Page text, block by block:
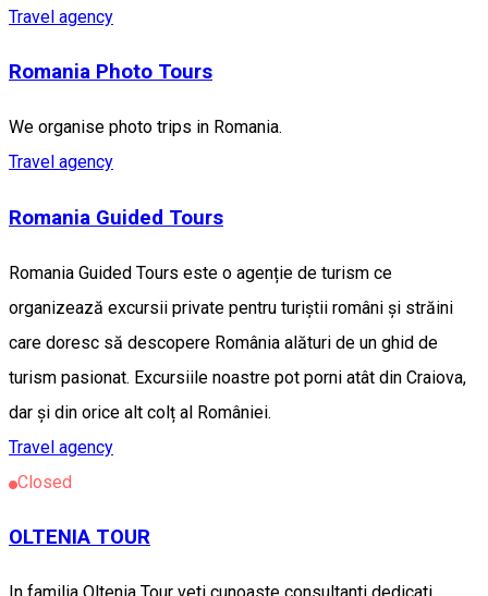
Travel agency
Romania Photo Tours
We organise photo trips in Romania.
Travel agency
Romania Guided Tours
Romania Guided Tours este o agenție de turism ce
organizează excursii private pentru turiștii români și străini
care doresc să descopere România alături de un ghid de
turism pasionat. Excursiile noastre pot porni atât din Craiova,
dar și din orice alt colț al României.
Travel agency
Closed
OLTENIA TOUR